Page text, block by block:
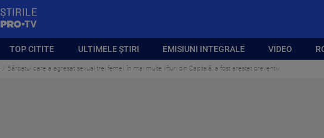
TOP CITITE ULTIMELE ȘTIRI EMISIUNI INTEGRALE VIDEO
Bărbatul care a agresat sexual trei femei, în mai multe lifturi din Capitală, a fost arestat preventiv